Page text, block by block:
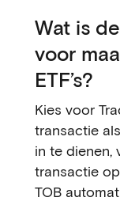
Wat is
voor
ETF’s?
Kies voor
transactie
in te dienen,
transactie
TOB